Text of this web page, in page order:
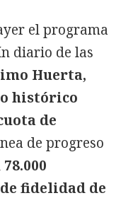
el programa
diario de las
Huerta,
histórico
de
de progreso
78.000
de fidelidad de